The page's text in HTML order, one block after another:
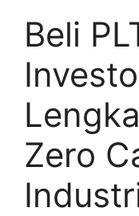
Beli
Zero